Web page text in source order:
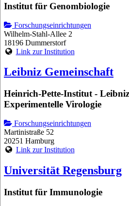
Institut für Genombiologie
Forschungseinrichtungen
Wilhelm-Stahl-Allee 2
18196 Dummerstorf
Link zur Institution
Leibniz Gemeinschaft
Heinrich-Pette-Institut -
Experimentelle Virologie
Forschungseinrichtungen
Martinistraße 52
20251 Hamburg
Link zur Institution
Universität Regensburg
Institut für Immunologie